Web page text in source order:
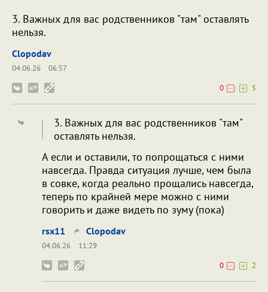
3. Важных для вас родственников "там" оставлять
нельзя.
Clopodav
04.06.26
06:57
0
5
3. Важных для вас родственников "там"
оставлять нельзя.
А если и оставили, то попрощаться с ними
навсегда. Правда ситуация лучше, чем была
в совке, когда реально прощались навсегда,
теперь по крайней мере можно с ними
говорить и даже видеть по зуму (пока)
rsx11 Clopodav
04.06.26
11:29
0
2